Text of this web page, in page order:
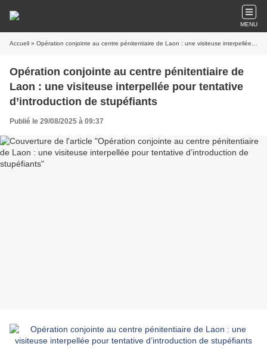
MENU
Accueil » Opération conjointe au centre pénitentiaire de Laon : une visiteuse interpellée pour tentative d’introduction de stupéfiants
Opération conjointe au centre pénitentiaire de
Laon : une visiteuse interpellée pour tentative
d’introduction de stupéfiants
Publié le 29/08/2025 à 09:37